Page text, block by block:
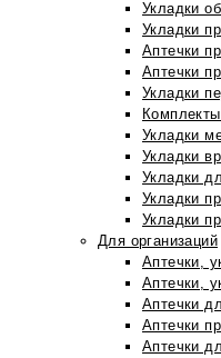
Укладки
Укладки
Аптечки
Аптечки
Укладки
Укладки
Укладки
Укладки
Укладки
Укладки
Для организаций
Аптечки,
Аптечки,
Аптечки
Аптечки
Аптечки